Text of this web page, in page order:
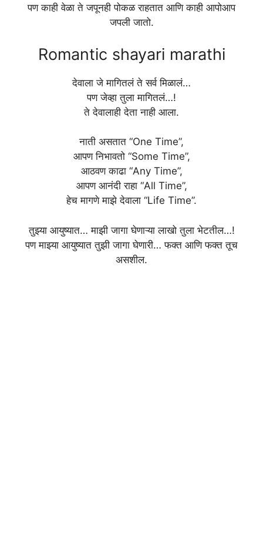
पण काही वेळा ते जपूनही पोकळ राहतात आणि काही आपोआप
जपली जातो.
Romantic shayari marathi
देवाला जे मागितलं ते सर्व मिळालं…
पण जेव्हा तुला मागितलं…!
ते देवालाही देता नाही आला.
नाती असतात “One Time”,
आपण निभावतो “Some Time”,
आठवण काढा “Any Time”,
आपण आनंदी राहा “All Time”,
हेच मागणे माझे देवाला “Life Time”.
तुझ्या आयुष्यात… माझी जागा घेणाऱ्या लाखो तुला भेटतील…!
पण माझ्या आयुष्यात तुझी जागा घेणारी… फक्त आणि फक्त तूच
असशील.